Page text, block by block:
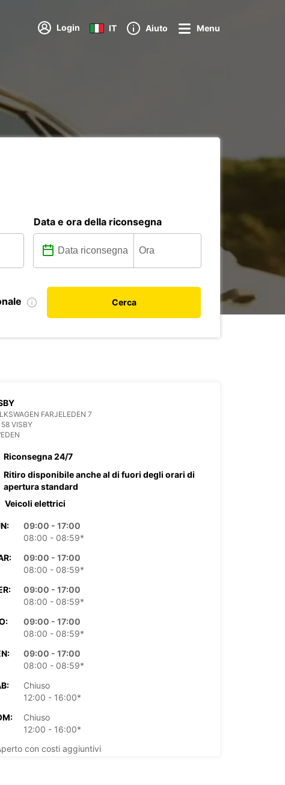
Login IT Aiuto Menu
Data e ora della riconsegna
Cerca
FARJELEDEN 7
VISBY
Riconsegna 24/7
Ritiro disponibile anche al di fuori degli orari di
apertura standard
Veicoli elettrici
09:00 - 17:00
08:00 - 08:59*
09:00 - 17:00
08:00 - 08:59*
09:00 - 17:00
08:00 - 08:59*
09:00 - 17:00
08:00 - 08:59*
09:00 - 17:00
08:00 - 08:59*
Chiuso
12:00 - 16:00*
Chiuso
12:00 - 16:00*
con costi aggiuntivi